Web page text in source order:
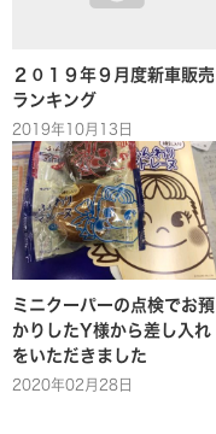
２０１９年９月度新車販売
ランキング
2019年10月13日
ミニクーパーの点検でお預
かりしたY様から差し入れ
をいただきました
2020年02月28日